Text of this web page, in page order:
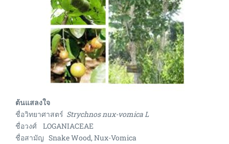
ต้นแสลงใจ
ชื่อวิทยาศาสตร์ Strychnos nux-vomica L
ชื่อวงศ์ LOGANIACEAE
ชื่อสามัญ Snake Wood, Nux-Vomica